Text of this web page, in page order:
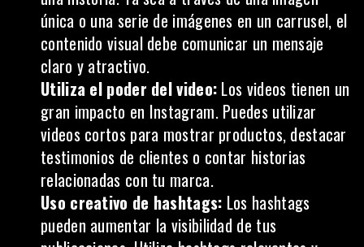
única o una serie de imágenes en un carrusel, el
contenido visualdebe comunicar un mensaje
claro y atractivo.
Utiliza el poder del video: Los videos tienen un
gran impacto en Instagram. Puedes utilizar
videos cortos para mostrar productos, destacar
testimonios de clientes o contar historias
relacionadas con tu marca.
Uso creativo de hashtags: Los hashtags
pueden aumentar la visibilidad de tus